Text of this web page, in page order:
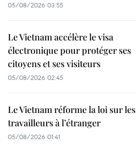
05/08/2026 03:55
Le Vietnam accélère le visa
électronique pour protéger ses
citoyens et ses visiteurs
05/08/2026 02:45
Le Vietnam réforme la loi sur les
travailleurs à l’étranger
05/08/2026 01:41